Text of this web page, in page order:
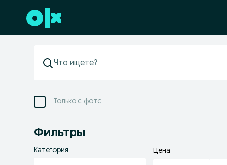
Перейти к нижнему колонтитулу
Только с фото
Фильтры
Категория Цена